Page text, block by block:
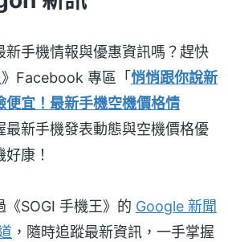
新手機情報與優惠資訊嗎？趕快
》Facebook 專區「 悄悄跟你說新
便宜！最新手機空機價格情
最新手機發表動態與空機價格優
康！
SOGI 手機王》的 Google 新聞
，隨時追蹤最新資訊，一手掌握